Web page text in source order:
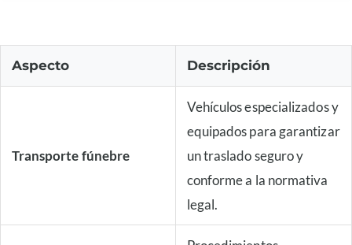
Aspecto Descripción
Transporte fúnebre
Vehículos especializados y
equipados para garantizar
un traslado seguro y
conforme a la normativa
legal.